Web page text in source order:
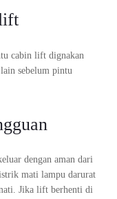
cabin lift dignakan
sebelum pintu
dengan aman dari
mati lampu darurat
Jika lift berhenti di